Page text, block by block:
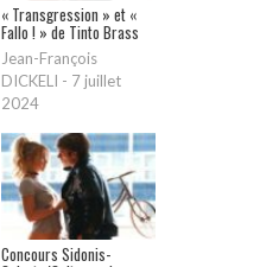
« Transgression » et «
Fallo ! » de Tinto Brass
Jean-François
DICKELI - 7 juillet
2024
Concours Sidonis-